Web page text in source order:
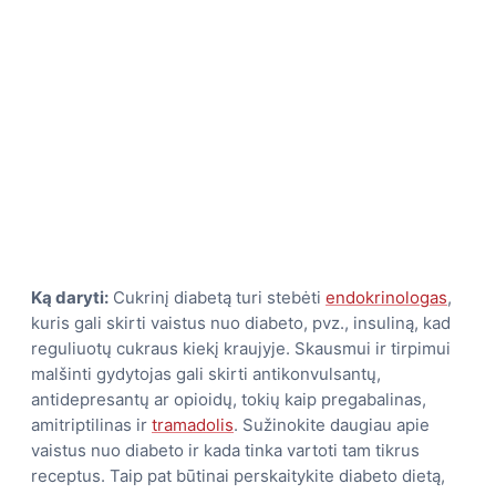
Ką daryti: Cukrinį diabetą turi stebėti endokrinologas,
kuris gali skirti vaistus nuo diabeto, pvz., insuliną, kad
reguliuotų cukraus kiekį kraujyje. Skausmui ir tirpimui
malšinti gydytojas gali skirti antikonvulsantų,
antidepresantų ar opioidų, tokių kaip pregabalinas,
amitriptilinas ir tramadolis. Sužinokite daugiau apie
vaistus nuo diabeto ir kada tinka vartoti tam tikrus
receptus. Taip pat būtinai perskaitykite diabeto dietą,